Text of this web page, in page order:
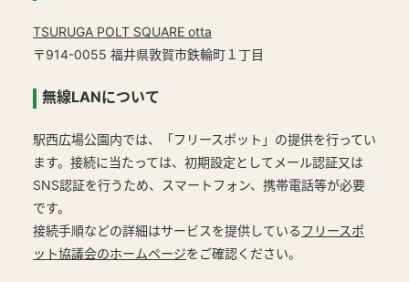
TSURUGA POLT SQUARE otta
〒914-0055 福井県敦賀市鉄輪町１丁目
無線LANについて
駅西広場公園内では、「フリースポット」の提供を行ってい
ます。接続に当たっては、初期設定としてメール認証又は
SNS認証を行うため、スマートフォン、携帯電話等が必要
です。
接続手順などの詳細はサービスを提供している フリースポ
ット協議会のホームページをご確認ください。